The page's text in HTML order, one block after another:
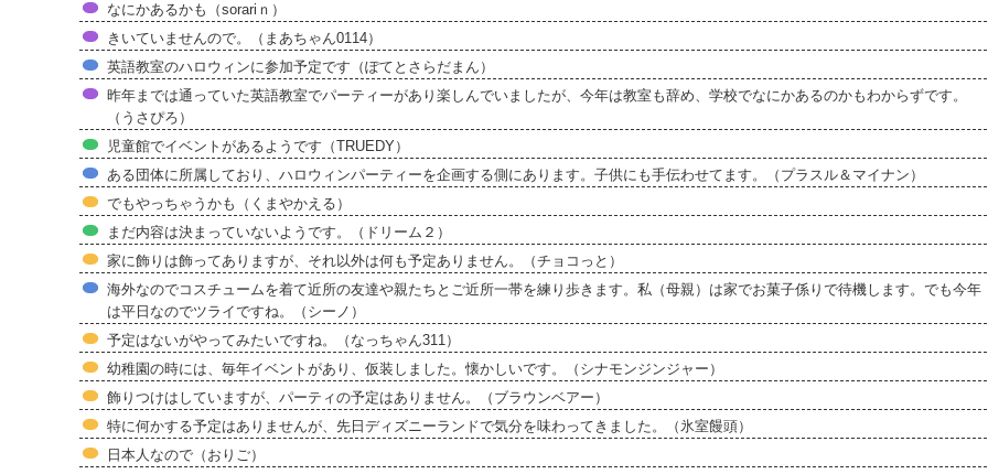
なにかあるかも（sorariｎ）
きいていませんので。（まあちゃん0114）
英語教室のハロウィンに参加予定です（ぽてとさらだまん）
昨年までは通っていた英語教室でパーティーがあり楽しんでいましたが、今年は教室も辞め、学校でなにかあるのかもわからずです。
（うさぴろ）
児童館でイベントがあるようです（TRUEDY）
ある団体に所属しており、ハロウィンパーティーを企画する側にあります。子供にも手伝わせてます。（プラスル＆マイナン）
でもやっちゃうかも（くまやかえる）
まだ内容は決まっていないようです。（ドリーム２）
家に飾りは飾ってありますが、それ以外は何も予定ありません。（チョコっと）
海外なのでコスチュームを着て近所の友達や親たちとご近所一帯を練り歩きます。私（母親）は家でお菓子係りで待機します。でも今年
は平日なのでツライですね。（シーノ）
予定はないがやってみたいですね。（なっちゃん311）
幼稚園の時には、毎年イベントがあり、仮装しました。懐かしいです。（シナモンジンジャー）
飾りつけはしていますが、パーティの予定はありません。（ブラウンベアー）
特に何かする予定はありませんが、先日ディズニーランドで気分を味わってきました。（氷室饅頭）
日本人なので（おりご）